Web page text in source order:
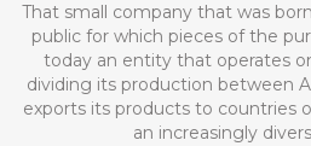
That small company that was
public for which pieces of the
today an entity that operates
dividing its production between
exports its products to countries
an increasingly